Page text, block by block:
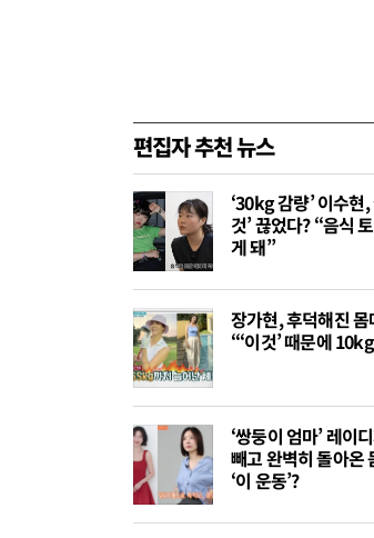
편집자 추천 뉴스
‘30kg 감량’ 이수현,
것’ 끊었다? “음식
게 돼”
장가현, 후덕해진 몸
“‘이것’ 때문에
‘쌍둥이 엄마’ 레이
빼고 완벽히 돌아
‘이 운동’?